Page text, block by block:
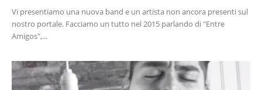
Vi presentiamo una nuova band e un artista non ancora presenti sul
nostro portale. Facciamo un tutto nel 2015 parlando di "Entre
Amigos",...